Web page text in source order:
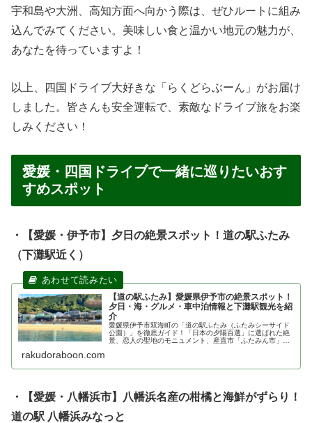
宇和島や大洲、高知方面へ向かう際は、ぜひルートに組み
込んでみてください。美味しい食と温かい地元の魅力が、
あなたを待っていますよ！
以上、四国ドライブ大好きな「らくどらぶーん」がお届け
しました。皆さんも安全運転で、素敵なドライブ旅をお楽
しみください！
愛媛・四国ドライブで一緒に巡りたいおす
すめスポット
・【愛媛・伊予市】夕日の絶景スポット！道の駅ふたみ
（下灘駅近く）
【道の駅ふたみ】愛媛県伊予市の絶景スポット！
夕日・海・グルメ・車中泊情報と下灘駅観光を紹
介
愛媛県伊予市双海町の「道の駅ふたみ（ふたみシーサイド
公園）」を徹底ガイド！「日本の夕陽百選」に選ばれた絶
景、恋人の聖地のモニュメント、産直市「ふたみん市」の
rakudoraboon.com
・【愛媛・八幡浜市】八幡浜名産の柑橘と海鮮がずらり！
道の駅 八幡浜みなっと